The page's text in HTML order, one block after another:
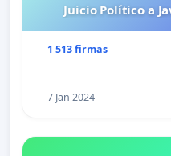
Juicio Político a
1 513 firmas
7 Jan 2024